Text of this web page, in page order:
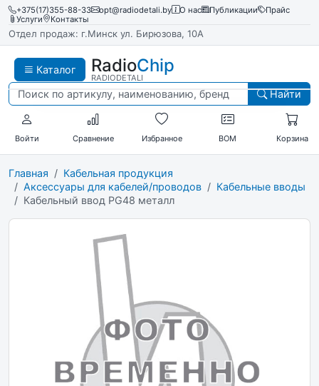
+375(17)355-88-33 opt@radiodetali.by О нас Публикации
Прайс
Услуги
Контакты
Отдел продаж: г.Минск ул. Бирюзова, 10А
Каталог RadioChip
RADIODETALI
Найти
Войти Сравнение Избранное BOM Корзина
Главная
Кабельная продукция
Аксессуары для кабелей/проводов
Кабельные вводы
Кабельный ввод PG48 металл